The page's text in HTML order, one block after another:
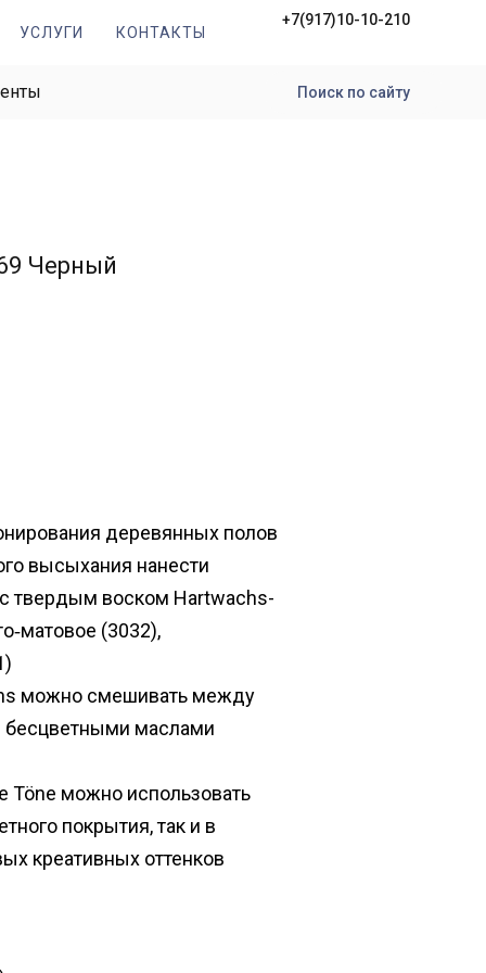
УСЛУГИ КОНТАКТЫ
+7(917)10-10-210
Поиск по сайту
Черный
деревянных полов
высыхания нанести
твердым воском Hartwachs-
(3032),
можно смешивать между
маслами
можно использовать
покрытия, так и в
креативных оттенков